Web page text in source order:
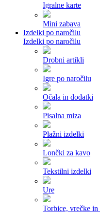
Igralne karte
Mini zabava
Izdelki po naročilu
Izdelki po naročilu
Drobni artikli
Igre po naročilu
Očala in dodatki
Pisalna miza
Plažni izdelki
Lončki za kavo
Tekstilni izdelki
Ure
Torbice, vrečke